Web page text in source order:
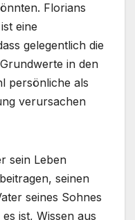
Florians
eine
gelegentlich die
in den
persönliche als
verursachen
sein Leben
seinen
seines Sohnes
ist, Wissen aus